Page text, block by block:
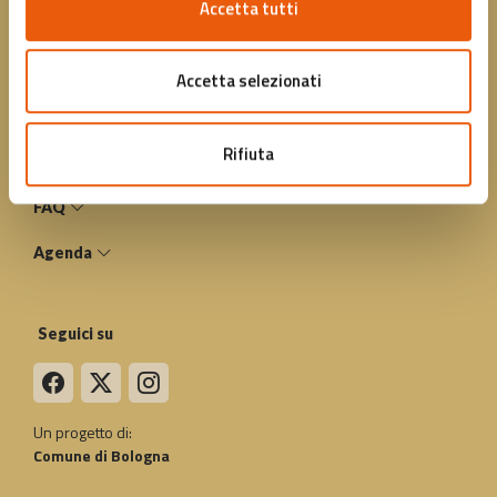
Accetta tutti
Accetta selezionati
Rifiuta
PEC: fondazionebolognawelcome@legalmail.it
Regala una card
FAQ
Agenda
Seguici su
Un progetto di:
Comune di Bologna